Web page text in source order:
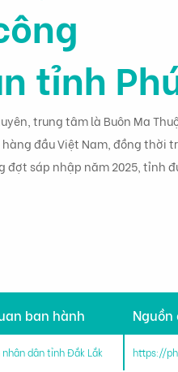
tỉnh
trung tâm là Buôn Ma
đầu Việt Nam, đồng thời
đợt sáp nhập năm 2025, tỉnh
ban hành
nhân dân tỉnh Đắk Lắk https://